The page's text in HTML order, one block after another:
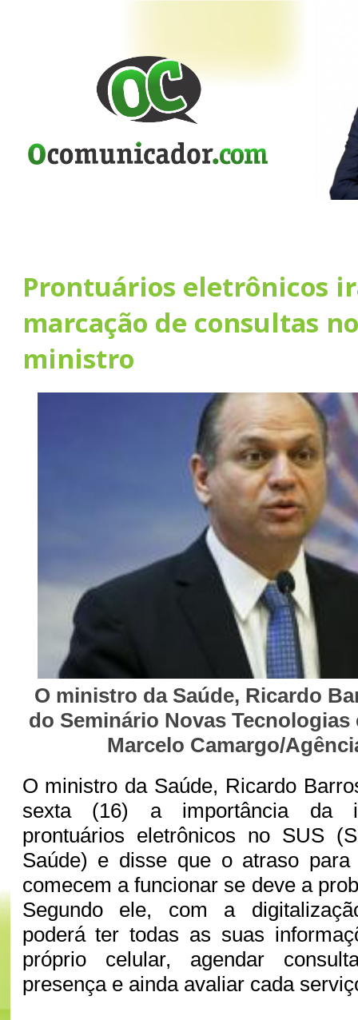
Prontuários eletrônicos
marcação de consultas
ministro
O ministro da Saúde, Ricardo
do Seminário Novas Tecnologias
Marcelo Camargo/
O ministro da Saúde, Ricardo
sexta (16) a importância da
prontuários eletrônicos no SUS
Saúde) e disse que o atraso
comecem a funcionar se deve a
Segundo ele, com a
poderá ter todas as suas
próprio celular, agendar
presença e ainda avaliar cada